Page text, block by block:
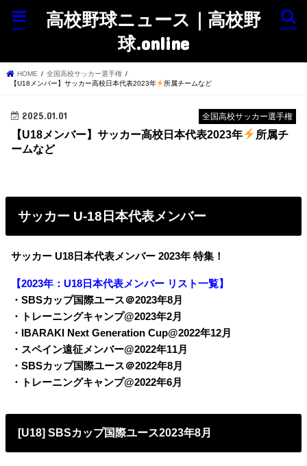
高校野球ニュース｜高校野
球.online
search
menu
HOME
全国高校サッカー選手権
【U18メンバー】サッカー高校日本代表2023年
所属チームなど
全国高校サッカー選手権
2025.01.01
【U18メンバー】サッカー高校日本代表2023年
所属チ
ームなど
サッカー U-18日本代表メンバー
サッカー U18日本代表メンバー 2023年 特集！
【2023年：U18日本代表メンバー リスト一覧】
・SBSカップ国際ユース＠2023年8月
・トレーニングキャンプ@2023年2月
・IBARAKI Next Generation Cup@2022年12月
・スペイン遠征メンバー@2022年11月
・SBSカップ国際ユース＠2022年8月
・トレーニングキャンプ@2022年6月
[U18] SBSカップ国際ユース2023年8月